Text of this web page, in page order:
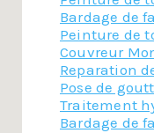
Bardage de
Peinture de
Couvreur
Reparation
Pose de
Traitement
Bardage de